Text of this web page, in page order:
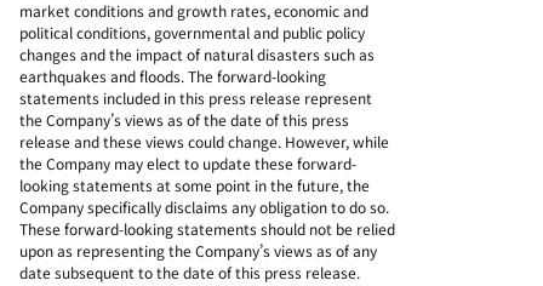
market conditions and growth rates, economic and
political conditions, governmental and public policy
changes and the impact of natural disasters such as
earthquakes and floods. The forward-looking
statements included in this press release represent
the Company’s views as of the date of this press
release and these views could change. However, while
the Company may elect to update these forward-
looking statements at some point in the future, the
Company specifically disclaims any obligation to do so.
These forward-looking statements should not be relied
upon as representing the Company’s views as of any
date subsequent to the date of this press release.